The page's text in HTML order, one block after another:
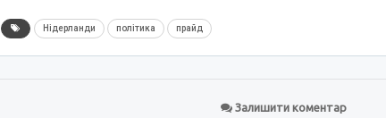
Нідерланди політика прайд
Залишити коментар